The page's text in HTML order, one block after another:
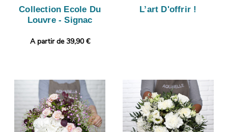
Collection Ecole Du
Louvre - Signac
A partir de 39,90 €
L’art D'offrir !